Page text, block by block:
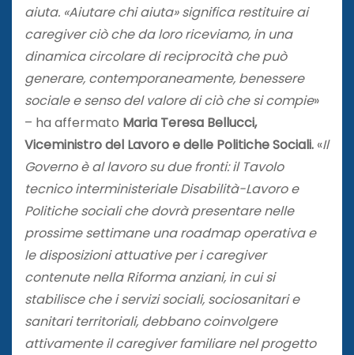
aiuta. «Aiutare chi aiuta» significa restituire ai
caregiver ciò che da loro riceviamo, in una
dinamica circolare di reciprocità che può
generare, contemporaneamente, benessere
sociale e senso del valore di ciò che si compie»
– ha affermato Maria Teresa Bellucci,
Viceministro del Lavoro e delle Politiche Sociali. «Il
Governo è al lavoro su due fronti: il Tavolo
tecnico interministeriale Disabilità-Lavoro e
Politiche sociali che dovrà presentare nelle
prossime settimane una roadmap operativa e
le disposizioni attuative per i caregiver
contenute nella Riforma anziani, in cui si
stabilisce che i servizi sociali, sociosanitari e
sanitari territoriali, debbano coinvolgere
attivamente il caregiver familiare nel progetto